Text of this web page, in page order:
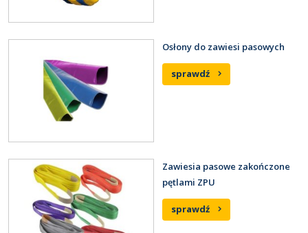
Osłony do zawiesi pasowych
sprawdź
Zawiesia pasowe zakończone
pętlami ZPU
sprawdź